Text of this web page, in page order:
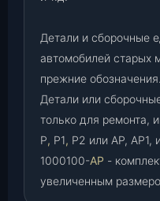
Детали и сборочные
автомобилей старых
прежние обозначения.
Детали или
только для ремонта,
Р, Р1, Р2 или АР, АР1,
1000100-АР -
увеличенным